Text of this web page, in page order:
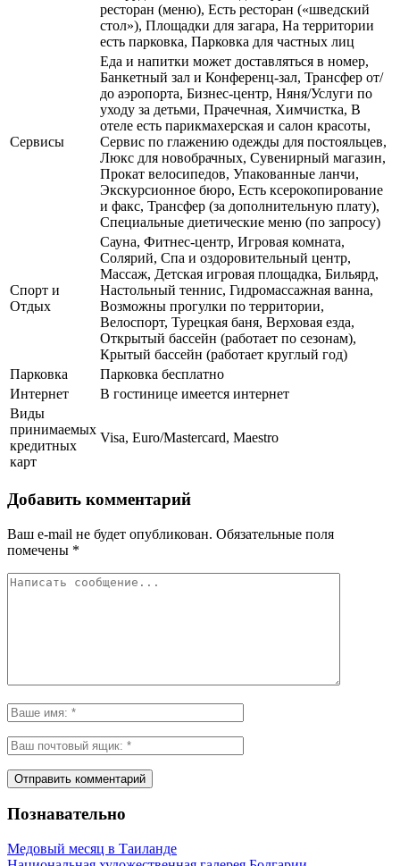
ресторан (меню), Есть ресторан («шведский
стол»), Площадки для загара, На территории
есть парковка, Парковка для частных лиц
Сервисы
Еда и напитки может доставляться в номер,
Банкетный зал и Конференц-зал, Трансфер от/
до аэропорта, Бизнес-центр, Няня/Услуги по
уходу за детьми, Прачечная, Химчистка, В
отеле есть парикмахерская и салон красоты,
Сервис по глажению одежды для постояльцев,
Люкс для новобрачных, Сувенирный магазин,
Прокат велосипедов, Упакованные ланчи,
Экскурсионное бюро, Есть ксерокопирование
и факс, Трансфер (за дополнительную плату),
Специальные диетические меню (по запросу)
Спорт и
Отдых
Сауна, Фитнес-центр, Игровая комната,
Солярий, Спа и оздоровительный центр,
Массаж, Детская игровая площадка, Бильярд,
Настольный теннис, Гидромассажная ванна,
Возможны прогулки по территории,
Велоспорт, Турецкая баня, Верховая езда,
Открытый бассейн (работает по сезонам),
Крытый бассейн (работает круглый год)
Парковка
Парковка бесплатно
Интернет
В гостинице имеется интернет
Виды
принимаемых
кредитных
карт
Visa, Euro/Mastercard, Maestro
Добавить комментарий
Ваш e-mail не будет опубликован. Обязательные поля
помечены *
Познавательно
Медовый месяц в Таиланде